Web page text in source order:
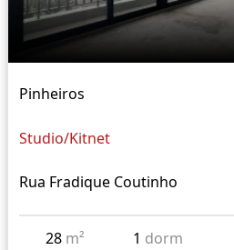
Pinheiros
Studio/Kitnet
Rua Fradique Coutinho
28 m² 1 dorm